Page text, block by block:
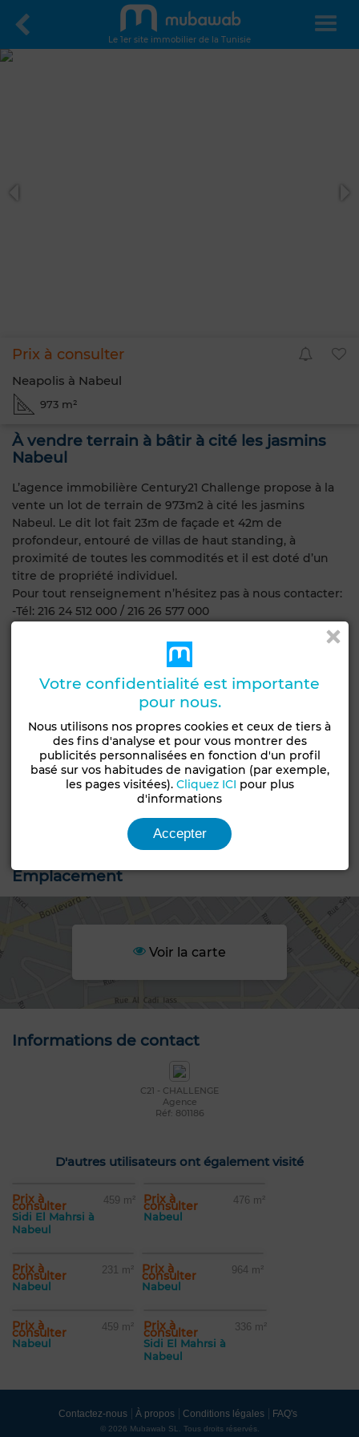
Le 1er site immobilier de la Tunisie
Prix à consulter
Neapolis à Nabeul
973 m²
À vendre terrain à bâtir à cité les jasmins
Nabeul
L’agence immobilière Century21 Challenge propose à la
vente un lot de terrain de 973m2 à cité les jasmins
Nabeul. Le dit lot fait 23m de façade et 42m de
profondeur, entouré de villas de haut standing, à
proximité de toutes les commodités et il est doté d’un
titre de propriété individuel.
Pour tout renseignement n’hésitez pas à nous contacter:
-Tél: 216 24 512 000 / 216 26 577 000
Caractéristiques générales
Terrain
Type de terrain
Groupement
d'habitation
Constructibilité Livraison
Titré
Emplacement
Voir la carte
Informations de contact
C21 - CHALLENGE
Agence
Réf: 801186
D'autres utilisateurs ont également visité
Prix à
consulter 459 m²
Sidi El Mahrsi à
Nabeul
Prix à
consulter 476 m²
Nabeul
Prix à
consulter 231 m²
Nabeul
Prix à
consulter 964 m²
Nabeul
Prix à
consulter 459 m²
Nabeul
Prix à
consulter 336 m²
Sidi El Mahrsi à
Nabeul
Contactez-nous À propos Conditions légales FAQ's
© 2026 Mubawab SL. Tous droits réservés.
Votre confidentialité est importante
pour nous.
Nous utilisons nos propres cookies et ceux de tiers à
des fins d'analyse et pour vous montrer des
publicités personnalisées en fonction d'un profil
basé sur vos habitudes de navigation (par exemple,
les pages visitées). Cliquez ICI pour plus
d'informations
Accepter